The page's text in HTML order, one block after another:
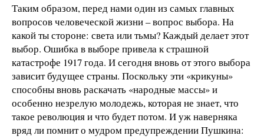
Таким образом, перед нами один из самых главных
вопросов человеческой жизни – вопрос выбора. На
какой ты стороне: света или тьмы? Каждый делает этот
выбор. Ошибка в выборе привела к страшной
катастрофе 1917 года. И сегодня вновь от этого выбора
зависит будущее страны. Поскольку эти «крикуны»
способны вновь раскачать «народные массы» и
особенно незрелую молодежь, которая не знает, что
такое революция и что будет потом. И уж наверняка
вряд ли помнит о мудром предупреждении Пушкина: